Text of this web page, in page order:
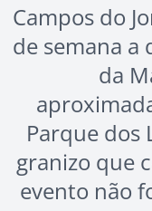
Campos do
de semana a
da
Parque dos
granizo que
evento não